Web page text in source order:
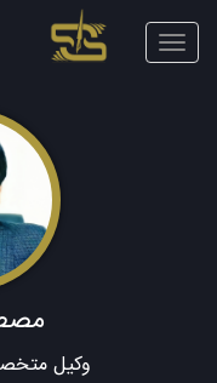
Toggle
navigation
وکیل